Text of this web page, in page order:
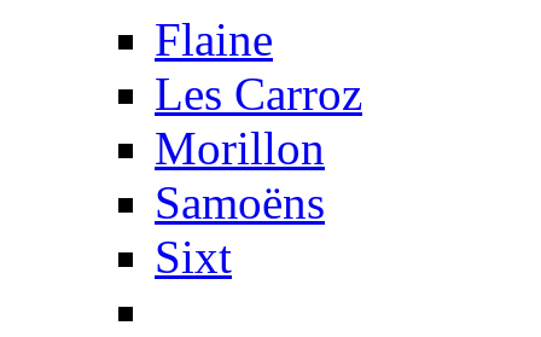
Flaine
Les Carroz
Morillon
Samoëns
Sixt